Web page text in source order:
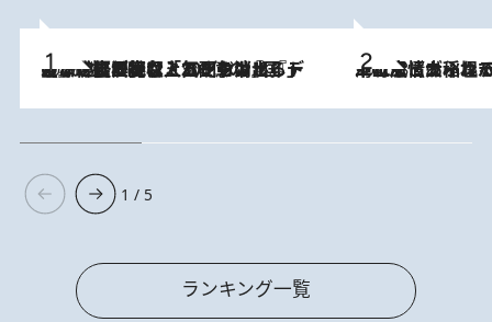
2026.8.5
【なぜ吉沢亮は「気配を消せる」のか？】興行収入208億の『国宝』を経て挑むミュージカル『ディア・エヴァン・ハンセン』。トップ俳優が舞台上でさらけ出した“孤独”とは 2026.8.5
下町風情あふれる台北屈指の人気エリア・大稲埕でセンスのいい台湾土産《ヴ
1 / 5
ランキング一覧